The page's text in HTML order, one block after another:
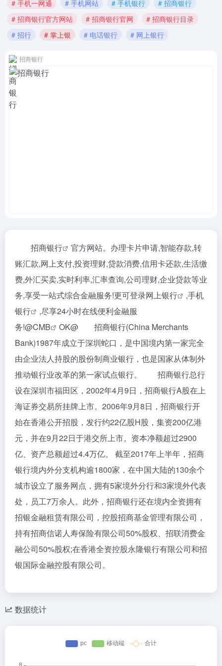
# 手机一网通 # 手机网站 # 手机银行
# 招商银行
# 招商银行官方网站
# 招商银行官网
# 招商银行目录
# 招行
# 掌上银 # 电话银行 # 网上银行
招商银行
招商银行
官方网站。办理卡片申请,智能存款,转
账汇款,网上支付,投资理财,贷款消费,信用卡还款,生活缴
费,外汇买卖,实时利率,汇率查询,公司理财,企业贷款等业
务,享受一站式综合金融服务!更可登录网上银行 ,手机
银行
,尽享24小时在线便利金融服
务!@CMB
OK@ 招商银行(China Merchants
Bank)1987年成立于深圳蛇口，是中国境内第一家完全
由企业法人持股的股份制商业银行，也是国家从体制外
推动银行业改革的第一家试点银行。 招商银行总行
设在深圳市福田区，2002年4月9日，招商银行A股在上
海证券交易所挂牌上市。2006年9月8日，招商银行开
始在香港公开招股，发行约22亿股H股，集资200亿港
元，并在9月22日于港交所上市。资本净额超过2900
亿、资产总额超过4.4万亿。 截至2017年上半年，招商
银行境内外分支机构逾1800家，在中国大陆的130余个
城市设立了服务网点，拥有5家境外分行和3家境外代表
处，员工7万余人。此外，招商银行还在境内全资拥有
招银金融租赁有限公司，控股招商基金管理有限公司，
持有招商信诺人寿保险有限公司50%股权、招联消费金
融公司50%股权;在香港全资控股永隆银行有限公司和招
银国际金融控股有限公司。
数据统计